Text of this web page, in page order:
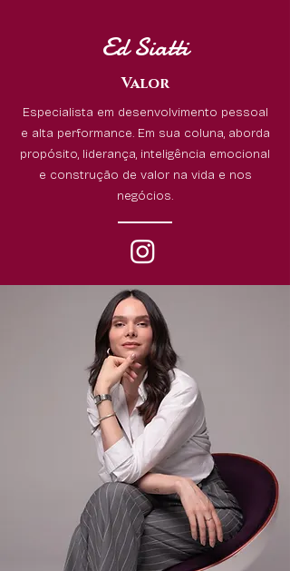
Ed Siatti
Valor
Especialista em desenvolvimento pessoal
e alta performance. Em sua coluna, aborda
propósito, liderança, inteligência emocional
e construção de valor na vida e nos
negócios.